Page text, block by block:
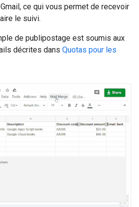
ce qui vous permet de recevoir
le suivi.
de publipostage est soumis aux
décrites dans Quotas pour les